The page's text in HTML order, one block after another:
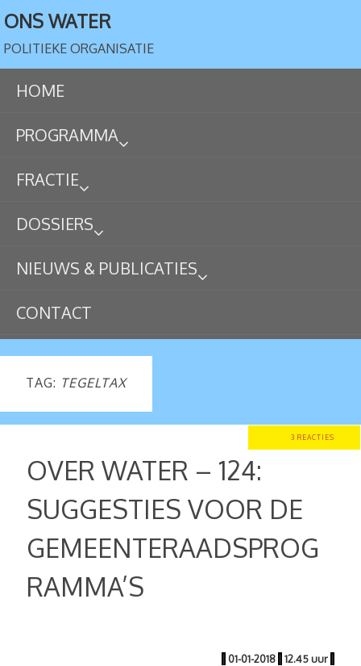
ONS WATER
POLITIEKE ORGANISATIE
HOME
PROGRAMMA
FRACTIE
DOSSIERS
NIEUWS & PUBLICATIES
CONTACT
TAG: TEGELTAX
3 REACTIES
OVER WATER – 124:
SUGGESTIES VOOR DE
GEMEENTERAADSPROG
RAMMA’S
| 01-01-2018 | 12.45 uur |